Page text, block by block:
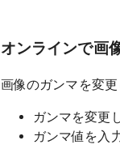
オンラインで画
画像のガンマを変
ガンマを変更
ガンマ値を入